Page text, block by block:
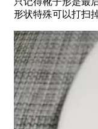
形状特殊可以打扫